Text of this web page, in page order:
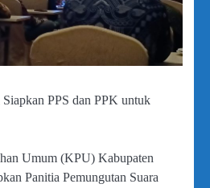
PPS dan PPK untuk
Umum (KPU) Kabupaten
Panitia Pemungutan Suara